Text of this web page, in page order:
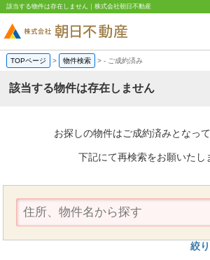
該当する物件は存在しません｜株式会社朝日不動産
TOPページ > 物件検索 >- ご成約済み
該当する物件は存在しません
お探しの物件はご成約済みとなって
下記にて再検索をお願いたし
絞